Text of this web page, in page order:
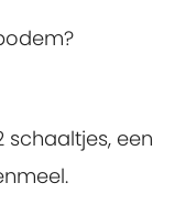
schaaltjes, een